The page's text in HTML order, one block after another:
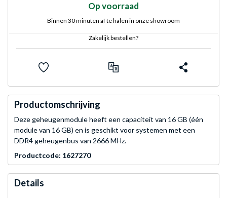
Op voorraad
Binnen 30 minuten af te halen in onze showroom
Zakelijk bestellen?
Productomschrijving
Deze geheugenmodule heeft een capaciteit van 16 GB (één
module van 16 GB) en is geschikt voor systemen met een
DDR4 geheugenbus van 2666 MHz.
Productcode: 1627270
Details